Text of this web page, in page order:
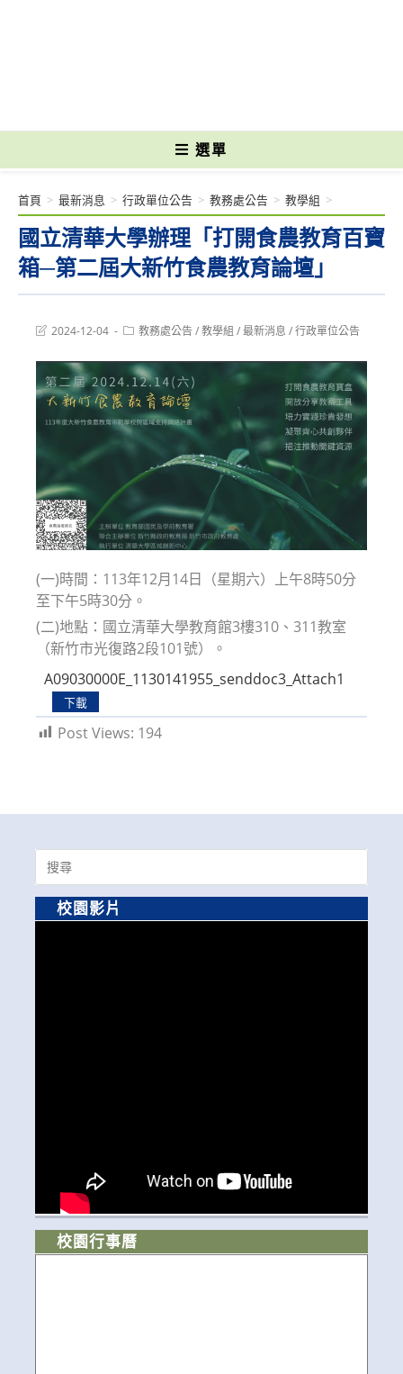
選單
國立清華大學辦理「打開食農教育百寶
箱─第二屆大新竹食農教育論壇」
首頁 > 最新消息 > 行政單位公告 > 教務處公告 > 教學組 >
Post2024-12-04
Post教務處公告/教學組 /最新消息 /行政單位公告
(一)時間：113年12月14日（星期六）上午8時50分
至下午5時30分。
(二)地點：國立清華大學教育館3樓310、311教室
（新竹市光復路2段101號）。
A09030000E_1130141955_senddoc3_Attach1
下載
Post Views: 194
Search
for:
校園影片
校園行事曆